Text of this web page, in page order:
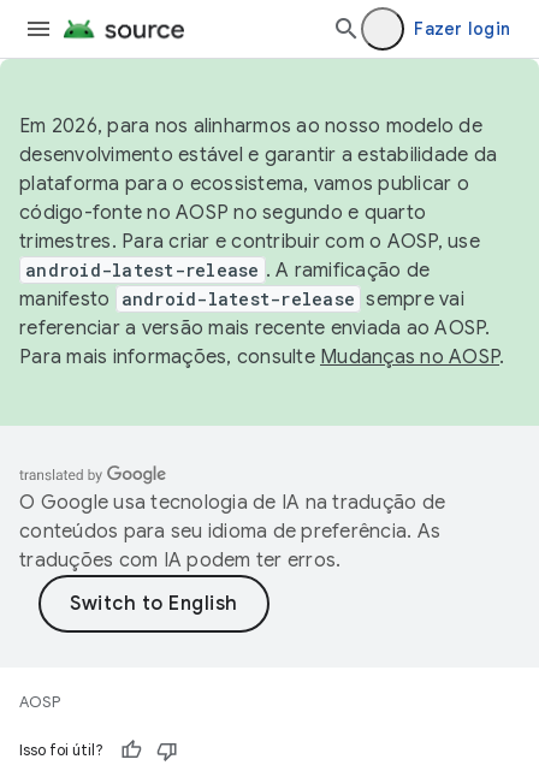
Fazer login
Em 2026, para nos alinharmos ao nosso modelo de
desenvolvimento estável e garantir a estabilidade da
plataforma para o ecossistema, vamos publicar o
código-fonte no AOSP no segundo e quarto
trimestres. Para criar e contribuir com o AOSP, use
android-latest-release . A ramificação de
manifesto
android-latest-release sempre vai
referenciar a versão mais recente enviada ao AOSP.
Para mais informações, consulte Mudanças no AOSP.
O Google usa tecnologia de IA na tradução de
conteúdos para seu idioma de preferência. As
traduções com IA podem ter erros.
AOSP
Isso foi útil?